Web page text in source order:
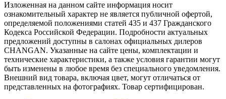
Изложенная на данном сайте информация носит
ознакомительный характер не является публичной офертой,
определяемой положениями статей 435 и 437 Гражданского
Кодекса Российской Федерации. Подробности актуальных
предложений доступны в салонах официальных дилеров
CHANGAN. Указанные на сайте цены, комплектации и
технические характеристики, а также условия гарантии могут
быть изменены в любое время без специального уведомления.
Внешний вид товара, включая цвет, могут отличаться от
представленных на фотографиях. Товар сертифицирован.